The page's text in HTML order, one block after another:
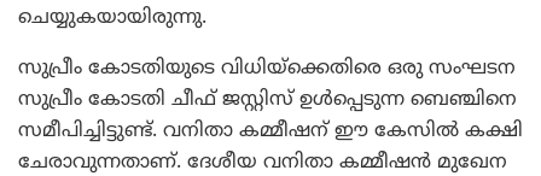
ചെയ്യുകയായിരുന്നു.
സുപ്രീം കോടതിയുടെ വിധിയ്‌ക്കെതിരെ ഒരു സംഘടന
സുപ്രീം കോടതി ചീഫ് ജസ്റ്റിസ് ഉള്‍പ്പെടുന്ന ബെഞ്ചിനെ
സമീപിച്ചിട്ടുണ്ട്. വനിതാ കമ്മീഷന് ഈ കേസില്‍ കക്ഷി
ചേരാവുന്നതാണ്. ദേശീയ വനിതാ കമ്മീഷന്‍ മുഖേന